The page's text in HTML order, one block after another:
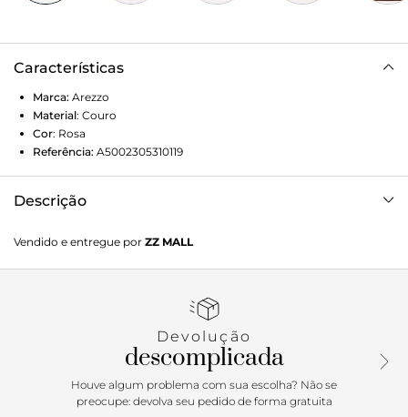
Características
Marca: Arezzo
Material: Couro
Cor: Rosa
Referência: A5002305310119
Descrição
estruturado, capa frontal e tampo com costuras em
matelassê bombadas e aplicação de tachas. Traz alça em
ombreiras, presa à bolsa na parte superior por metais
metálica. Com forro e divisória interna.
Vendido e entregue por ZZ MALL
Devolução
descomplicada
Houve algum problema com sua escolha? Não se
preocupe: devolva seu pedido de forma gratuita